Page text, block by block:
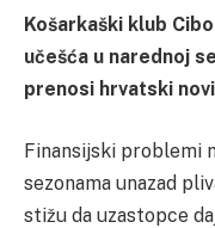
Košarkaški klub
učešća u narednoj
prenosi hrvatski
Finansijski problemi
sezonama unazad
stižu da uzastopce